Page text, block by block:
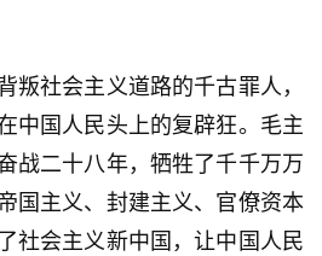
叛社会主义道路的千古罪人，
中国人民头上的复辟狂。毛主
战二十八年，牺牲了千千万万
国主义、封建主义、官僚资本
社会主义新中国，让中国人民